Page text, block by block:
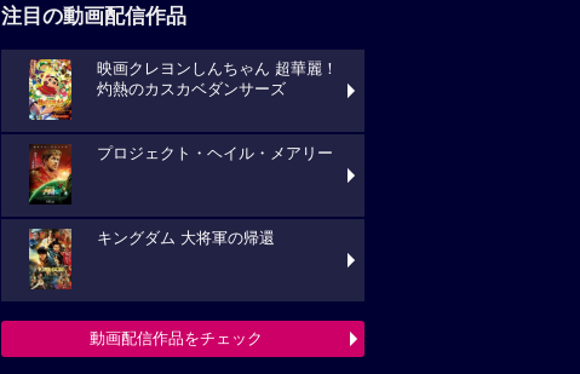
注目の動画配信作品
映画クレヨンしんちゃん 超華麗！
灼熱のカスカベダンサーズ
プロジェクト・ヘイル・メアリー
キングダム 大将軍の帰還
動画配信作品をチェック